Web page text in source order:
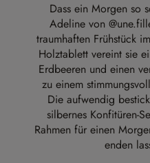
Dass ein Morgen so
Adeline von
traumhaften Frühstück
Holztablett vereint sie
Erdbeeren und einen
zu einem
Die aufwendig
silbernes Konfitüren-
Rahmen für einen
enden